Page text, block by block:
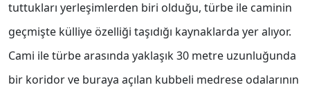
tuttukları yerleşimlerden biri olduğu, türbe ile caminin
geçmişte külliye özelliği taşıdığı kaynaklarda yer alıyor.
Cami ile türbe arasında yaklaşık 30 metre uzunluğunda
bir koridor ve buraya açılan kubbeli medrese odalarının